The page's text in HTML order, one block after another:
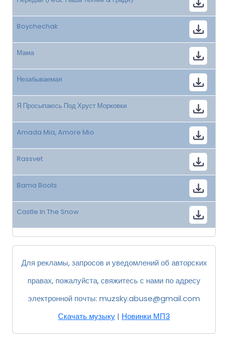
Boychechak
Мама
Незабываемая
Я Просыпаюсь Под Хруст Морковки
Amada Mia, Amore Mio
Rassvet
Bama Boots
Castle In The Snow
Для рекламы, запросов и уведомлений об авторских
правах, пожалуйста, свяжитесь с нами по адресу
электронной почты: muzsky.abuse@gmail.com
Скачать музыку | Новинки МП3